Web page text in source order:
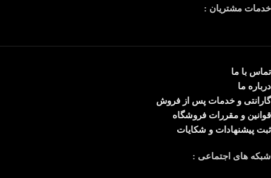
خدمات مشتریان :
تماس با ما
درباره ما
گارانتی و خدمات پس از فروش
قوانین و مقررات فروشگاه
ثبت پیشنهادات و شکایات
شبکه های اجتماعی :